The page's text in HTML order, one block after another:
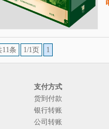
11条 1/1页 1
支付方式
货到付款
银行转账
公司转账